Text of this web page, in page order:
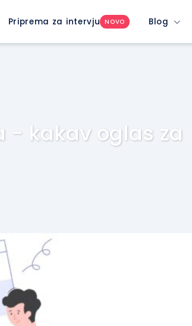
Priprema za intervju NOVO Blog
- kakav oglas za